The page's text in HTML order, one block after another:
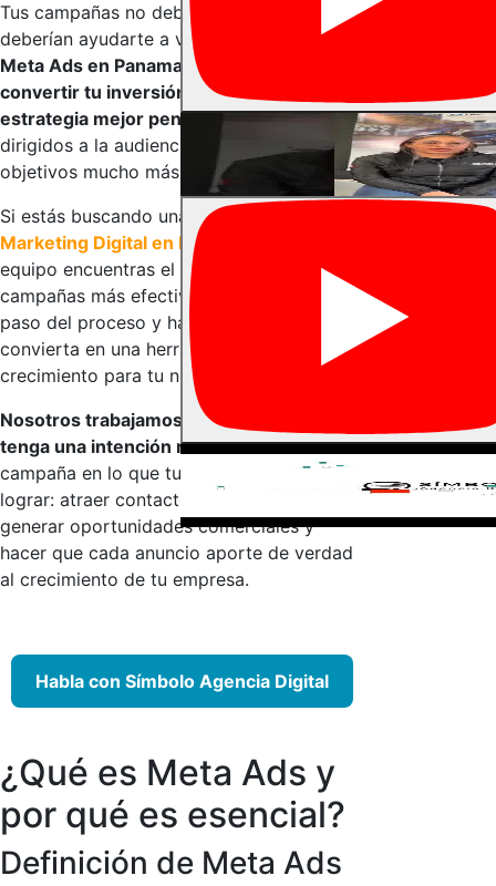
Tus campañas no deberían solo verse,
deberían ayudarte a vender.
Una agencia
Meta Ads en Panama puede ayudarte a
convertir tu inversión publicitaria en una
estrategia mejor pensada , con anuncios
dirigidos a la audiencia correcta y
objetivos mucho más claros para tu marca.
Si estás buscando una
Agencia de
Marketing Digital en Panamá
equipo encuentras el respaldo para crear
campañas más efectivas, optimizar cada
paso del proceso y hacer que Meta Ads se
convierta en una herramienta real de
crecimiento para tu negocio.
Nosotros trabajamos para que tu pauta
tenga una intención real.Enfocamos cada
campaña en lo que tu marca necesita
lograr: atraer contactos de mejor calidad,
generar oportunidades comerciales y
hacer que cada anuncio aporte de verdad
al crecimiento de tu empresa.
Habla con Símbolo Agencia Digital
¿Qué es Meta Ads y
por qué es esencial?
Definición de Meta Ads